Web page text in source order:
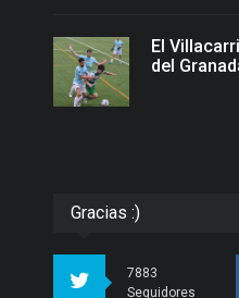
El
del
Gracias :)
7883
Seguidores